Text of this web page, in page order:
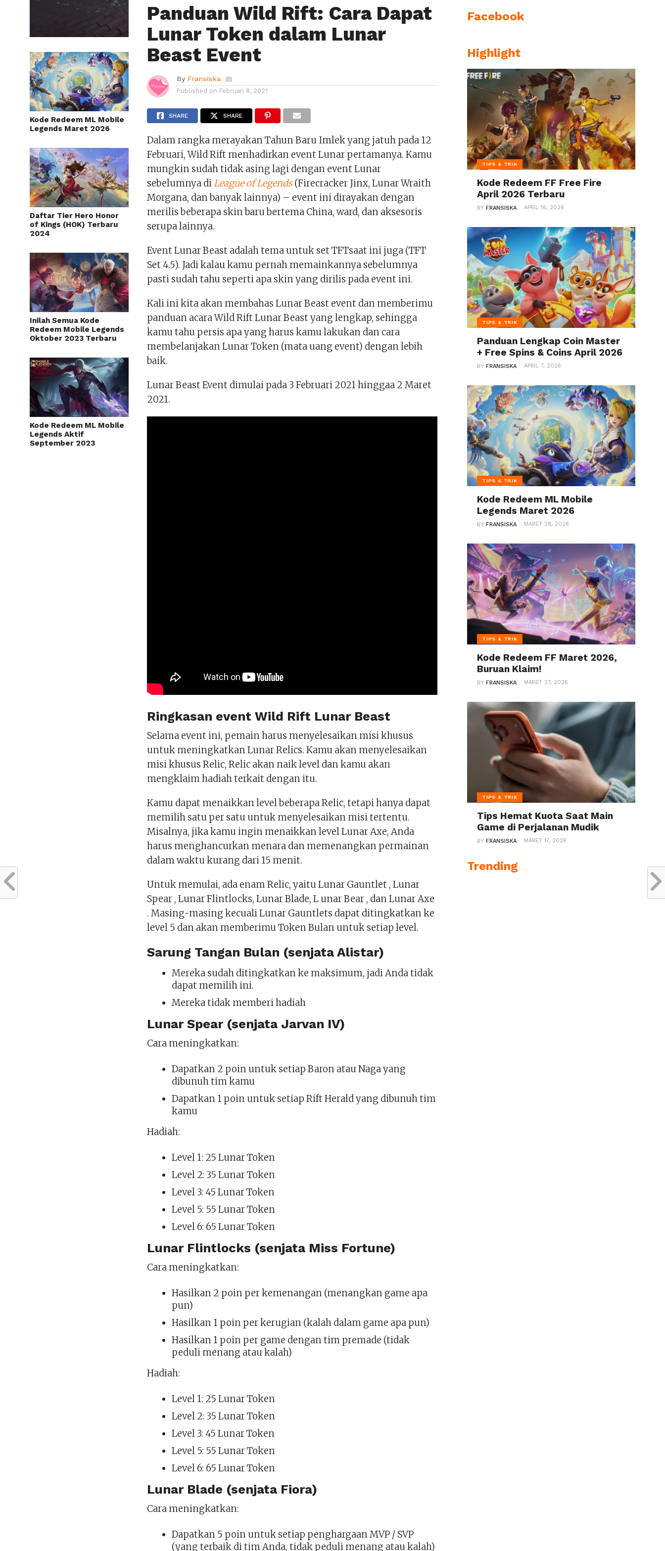
Kode Redeem ML Mobile
Legends Maret 2026
Daftar Tier Hero Honor
of Kings (HOK) Terbaru
2024
Inilah Semua Kode
Redeem Mobile Legends
Oktober 2023 Terbaru
Kode Redeem ML Mobile
Legends Aktif
September 2023
Panduan Wild Rift: Cara Dapat
Lunar Token dalam Lunar
Beast Event
By Fransiska
Published on Februari 8, 2021
SHARE SHARE
Dalam rangka merayakan Tahun Baru Imlek yang jatuh pada 12
Februari, Wild Rift menhadirkan event Lunar pertamanya. Kamu
mungkin sudah tidak asing lagi dengan event Lunar
sebelumnya diLeague of Legends(Firecracker Jinx, Lunar Wraith
Morgana, dan banyak lainnya) – event ini dirayakan dengan
merilis beberapa skin baru bertema China, ward, dan aksesoris
serupa lainnya.
Event Lunar Beast adalah tema untuk set TFTsaat ini juga (TFT
Set 4.5). Jadi kalau kamu pernah memainkannya sebelumnya
pasti sudah tahu seperti apa skin yang dirilis pada event ini.
Kali ini kita akan membahas Lunar Beast event dan memberimu
panduan acara Wild Rift Lunar Beast yang lengkap, sehingga
kamu tahu persis apa yang harus kamu lakukan dan cara
membelanjakan Lunar Token (mata uang event) dengan lebih
baik.
Lunar Beast Event dimulai pada 3 Februari 2021 hinggaa 2 Maret
2021.
Ringkasan event Wild Rift Lunar Beast
Selama event ini, pemain harus menyelesaikan misi khusus
untuk meningkatkan Lunar Relics. Kamu akan menyelesaikan
misi khusus Relic, Relic akan naik level dan kamu akan
mengklaim hadiah terkait dengan itu.
Kamu dapat menaikkan level beberapa Relic, tetapi hanya dapat
memilih satu per satu untuk menyelesaikan misi tertentu.
Misalnya, jika kamu ingin menaikkan level Lunar Axe, Anda
harus menghancurkan menara dan memenangkan permainan
dalam waktu kurang dari 15 menit.
Untuk memulai, ada enam Relic, yaitu Lunar Gauntlet , Lunar
Spear , Lunar Flintlocks, Lunar Blade, L unar Bear , dan Lunar Axe
. Masing-masing kecuali Lunar Gauntlets dapat ditingkatkan ke
level 5 dan akan memberimu Token Bulan untuk setiap level.
Sarung Tangan Bulan (senjata Alistar)
Mereka sudah ditingkatkan ke maksimum, jadi Anda tidak
dapat memilih ini.
Mereka tidak memberi hadiah
Lunar Spear (senjata Jarvan IV)
Cara meningkatkan:
Dapatkan 2 poin untuk setiap Baron atau Naga yang
dibunuh tim kamu
Dapatkan 1 poin untuk setiap Rift Herald yang dibunuh tim
kamu
Hadiah:
Level 1: 25 Lunar Token
Level 2: 35 Lunar Token
Level 3: 45 Lunar Token
Level 5: 55 Lunar Token
Level 6: 65 Lunar Token
Lunar Flintlocks (senjata Miss Fortune)
Cara meningkatkan:
Hasilkan 2 poin per kemenangan (menangkan game apa
pun)
Hasilkan 1 poin per kerugian (kalah dalam game apa pun)
Hasilkan 1 poin per game dengan tim premade (tidak
peduli menang atau kalah)
Hadiah:
Level 1: 25 Lunar Token
Level 2: 35 Lunar Token
Level 3: 45 Lunar Token
Level 5: 55 Lunar Token
Level 6: 65 Lunar Token
Lunar Blade (senjata Fiora)
Cara meningkatkan:
Dapatkan 5 poin untuk setiap penghargaan MVP / SVP
(yang terbaik di tim Anda, tidak peduli menang atau kalah)
Facebook
Highlight
TIPS & TRIK
Kode Redeem FF Free Fire
April 2026 Terbaru
BYFRANSISKA APRIL 16, 2026
TIPS & TRIK
Panduan Lengkap Coin Master
+ Free Spins & Coins April 2026
BYFRANSISKA APRIL 7, 2026
TIPS & TRIK
Kode Redeem ML Mobile
Legends Maret 2026
BYFRANSISKA MARET 28, 2026
TIPS & TRIK
Kode Redeem FF Maret 2026,
Buruan Klaim!
BYFRANSISKA MARET 27, 2026
TIPS & TRIK
Tips Hemat Kuota Saat Main
Game di Perjalanan Mudik
BYFRANSISKA MARET 17, 2026
Trending